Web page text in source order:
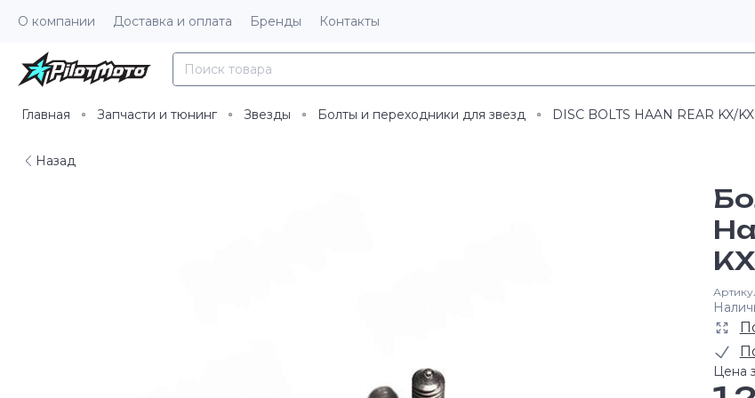
О компании Доставка и оплата Бренды Контакты
Главная Запчасти и тюнинг Звезды Болты и переходники для звезд DISC BOLTS HAAN REAR KX/
Назад
Цена